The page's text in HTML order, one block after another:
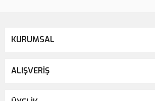
KURUMSAL
ALIŞVERİŞ